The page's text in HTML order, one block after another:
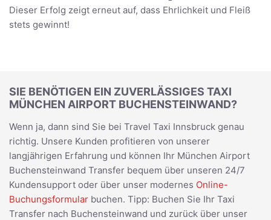
Dieser Erfolg zeigt erneut auf, dass Ehrlichkeit und Fleiß
stets gewinnt!
SIE BENÖTIGEN EIN ZUVERLÄSSIGES TAXI
MÜNCHEN AIRPORT BUCHENSTEINWAND?
Wenn ja, dann sind Sie bei Travel Taxi Innsbruck genau
richtig. Unsere Kunden profitieren von unserer
langjährigen Erfahrung und können Ihr München Airport
Buchensteinwand Transfer bequem über unseren 24/7
Kundensupport oder über unser modernes Online-
Buchungsformular buchen. Tipp: Buchen Sie Ihr Taxi
Transfer nach Buchensteinwand und zurück über unser